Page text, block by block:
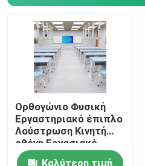
Ορθογώνιο Φυσική
Εργαστηριακό έπιπλο
Λούστρωση Κινητή
οθόνη Εργασιακό
σταθμό
Καλύτερη τιμή